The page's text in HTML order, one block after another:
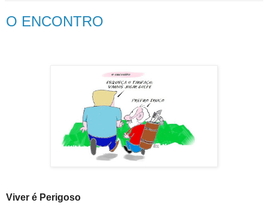
O ENCONTRO
Viver é Perigoso